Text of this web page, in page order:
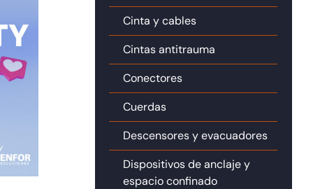
Cinta y cables
Cintas antitrauma
Conectores
Cuerdas
Descensores y evacuadores
Dispositivos de anclaje y
espacio confinado